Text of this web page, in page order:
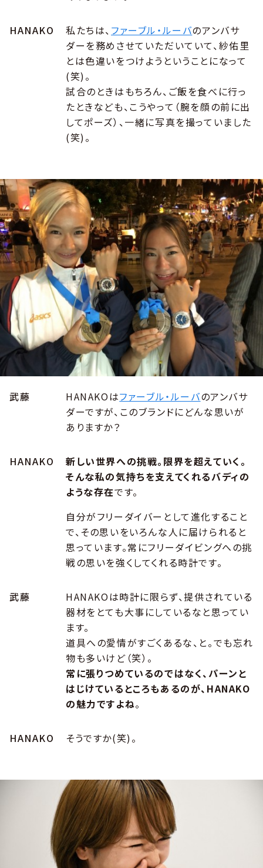
HANAKO 私たちは、 ファーブル・ルーバのアンバサ
ダーを務めさせていただいていて、紗佑里
とは色違いをつけようということになって
(笑)。
試合のときはもちろん、ご飯を食べに行っ
たときなども、こうやって（腕を顔の前に出
してポーズ）、一緒に写真を撮っていました
(笑)。
武藤 HANAKOはファーブル・ルーバのアンバサ
ダーですが、このブランドにどんな思いが
ありますか？
HANAKO
新しい世界への挑戦。限界を超えていく。
そんな私の気持ちを支えてくれるバディの
ような存在です。
自分がフリーダイバーとして進化すること
で、その思いをいろんな人に届けられると
思っています。常にフリーダイビングへの挑
戦の思いを強くしてくれる時計です。
武藤
HANAKOは時計に限らず、提供されている
器材をとても大事にしているなと思ってい
ます。
道具への愛情がすごくあるな、と。でも忘れ
物も多いけど（笑）。
常に張りつめているのではなく、パーンと
はじけているところもあるのが、HANAKO
の魅力ですよね。
HANAKO そうですか(笑)。